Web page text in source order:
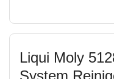
Liqui Moly
System